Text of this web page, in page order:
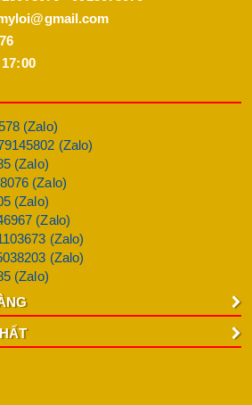
(Zalo)
(Zalo)
(Zalo)
(Zalo)
(Zalo)
(Zalo)
(Zalo)
(Zalo)
(Zalo)